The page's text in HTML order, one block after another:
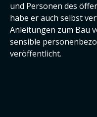
und Personen des
habe er auch selbst
Anleitungen zum Bau
sensible
veröffentlicht.